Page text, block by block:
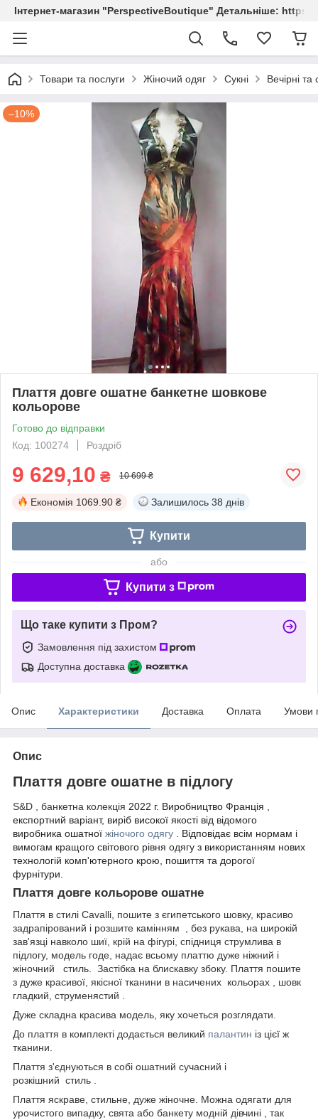
Інтернет-магазин "PerspectiveBoutique" Детальніше:
Товари та послуги Жіночий одяг Сукні Вечірні та
–10%
Плаття довге ошатне банкетне шовкове
кольорове
Готово до відправки
Код: 100274
Роздріб
9 629,10 ₴ 10 699 ₴
Економія 1069.90 ₴ Залишилось 38 днів
Купити
або
Купити з
Що таке купити з Пром?
Замовлення під захистом
Доступна доставка
Опис Характеристики Доставка Оплата Умови
Опис
Плаття довге ошатне в підлогу
S&D , банкетна колекція 2022 г. Виробництво Франція ,
експортний варіант, виріб високої якості від відомого
виробника ошатної жіночого одягу . Відповідає всім нормам і
вимогам кращого світового рівня одягу з використанням нових
технологій комп'ютерного крою, пошиття та дорогої
фурнітури.
Плаття довге кольорове ошатне
Плаття в стилі Cavalli, пошите з єгипетського шовку, красиво
задрапірований і розшите камінням , без рукава, на широкій
зав'язці навколо шиї, крій на фігурі, спідниця струмлива в
підлогу, модель годе, надає всьому платтю дуже ніжний і
жіночний стиль. Застібка на блискавку збоку. Плаття пошите
з дуже красивої, якісної тканини в насичених кольорах , шовк
гладкий, струменястий .
Дуже складна красива модель, яку хочеться розглядати.
До плаття в комплекті додається великий палантин із цієї ж
тканини.
Плаття з'єднуються в собі ошатний сучасний і
розкішний стиль .
Плаття яскраве, стильне, дуже жіночне. Можна одягати для
урочистого випадку, свята або банкету модній дівчині , так